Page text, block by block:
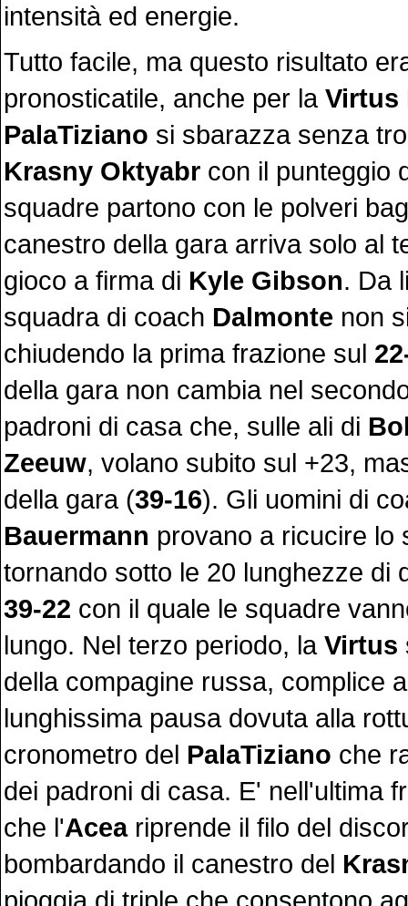
intensità ed energie.
Tutto facile, ma questo risultato
pronosticatile, anche per la Virtus
PalaTiziano si sbarazza senza
Krasny Oktyabr con il punteggio
squadre partono con le polveri
canestro della gara arriva solo al
gioco a firma di Kyle Gibson. Da
squadra di coach Dalmonte non
chiudendo la prima frazione sul
della gara non cambia nel
padroni di casa che, sulle ali di
Zeeuw, volano subito sul +23,
della gara (39-16). Gli uomini di
Bauermann provano a ricucire lo
tornando sotto le 20 lunghezze di
39-22 con il quale le squadre
lungo. Nel terzo periodo, la Virtus
della compagine russa, complice
lunghissima pausa dovuta alla
cronometro del PalaTiziano che
dei padroni di casa. E' nell'ultima
che l'Aceariprende il filo del
bombardando il canestro del